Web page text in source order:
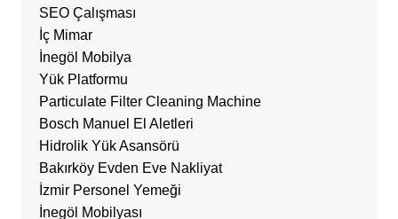
SEO Çalışması
İç Mimar
İnegöl Mobilya
Yük Platformu
Particulate Filter Cleaning Machine
Bosch Manuel El Aletleri
Hidrolik Yük Asansörü
Bakırköy Evden Eve Nakliyat
İzmir Personel Yemeği
İnegöl Mobilyası